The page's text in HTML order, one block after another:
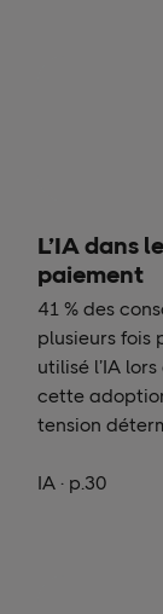
L’IA dans
paiement
41 % des
plusieurs fois
utilisé l’IA
cette
tension
IA · p.30